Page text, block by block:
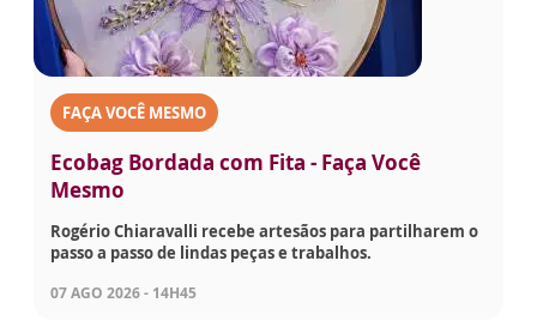
FAÇA VOCÊ MESMO
Ecobag Bordada com Fita - Faça Você
Mesmo
Rogério Chiaravalli recebe artesãos para partilharem o
passo a passo de lindas peças e trabalhos.
07 AGO 2026 - 14H45